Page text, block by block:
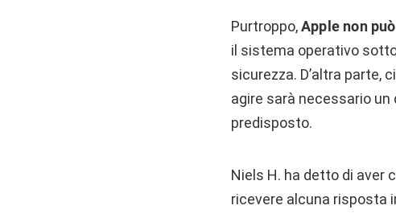
Purtroppo,Apple non
il sistema operativo
sicurezza. D’altra parte,
agire sarà necessario
predisposto.
Niels H. ha detto di aver
ricevere alcuna risposta